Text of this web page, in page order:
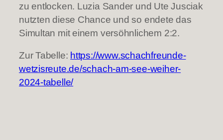
zu entlocken. Luzia Sander und Ute Jusciak
nutzten diese Chance und so endete das
Simultan mit einem versöhnlichem 2:2.
Zur Tabelle: https://www.schachfreunde-
wetzisreute.de/schach-am-see-weiher-
2024-tabelle/